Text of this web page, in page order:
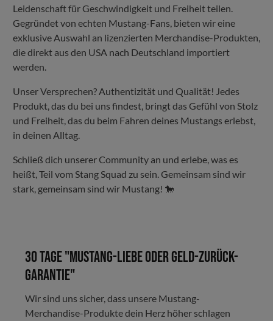
Leidenschaft für Geschwindigkeit und Freiheit teilen.
Gegründet von echten Mustang-Fans, bieten wir eine
exklusive Auswahl an lizenzierten Merchandise-Produkten,
die direkt aus den USA nach Deutschland importiert
werden.
Unser Versprechen? Authentizität und Qualität! Jedes
Produkt, das du bei uns findest, bringt das Gefühl von Stolz
und Freiheit, das du beim Fahren deines Mustangs erlebst,
in deinen Alltag.
Schließ dich unserer Community an und erlebe, was es
heißt, Teil vom Stang Squad zu sein. Gemeinsam sind wir
stark, gemeinsam sind wir Mustang! 🐎
30 Tage "Mustang-Liebe oder Geld-zurück-
Garantie"
Wir sind uns sicher, dass unsere Mustang-
Merchandise-Produkte dein Herz höher schlagen